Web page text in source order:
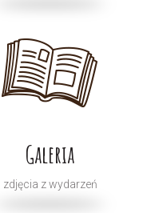
Galeria
zdjęcia z wydarzeń